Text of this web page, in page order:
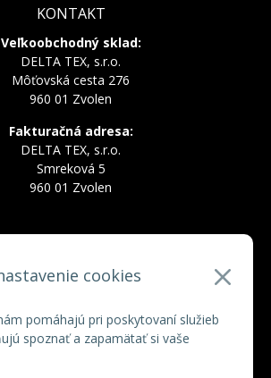
cookies
pomáhajú pri poskytovaní služieb
spoznať a zapamätať si vaše
KONTAKT
Veľkoobchodný sklad:
DELTA TEX, s.r.o.
Môťovská cesta 276
960 01 Zvolen
Fakturačná adresa:
DELTA TEX, s.r.o.
Smreková 5
960 01 Zvolen
Tel.:+421 910 228 822
deltatex@deltatex.sk